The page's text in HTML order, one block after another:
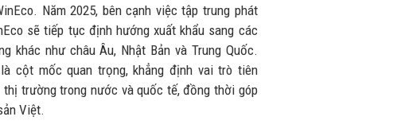
Năm 2025, bên cạnh việc tập trung phát
sẽ tiếp tục định hướng xuất khẩu sang các
khác như châu Âu, Nhật Bản và Trung Quốc.
cột mốc quan trọng, khẳng định vai trò tiên
thị trường trong nước và quốc tế, đồng thời góp
Việt.